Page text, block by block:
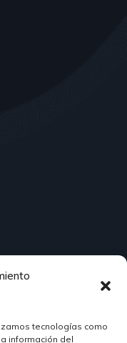
tecnologías como
información del